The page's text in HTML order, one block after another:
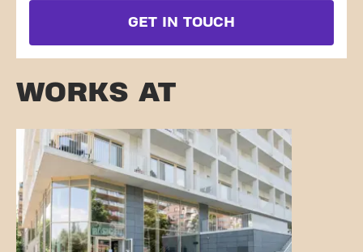
GET IN TOUCH
WORKS AT